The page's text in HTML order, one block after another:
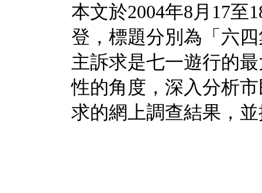
本文於2004年8月17至
登，標題分別為「六
主訴求是七一遊行的
性的角度，深入分析
求的網上調查結果，